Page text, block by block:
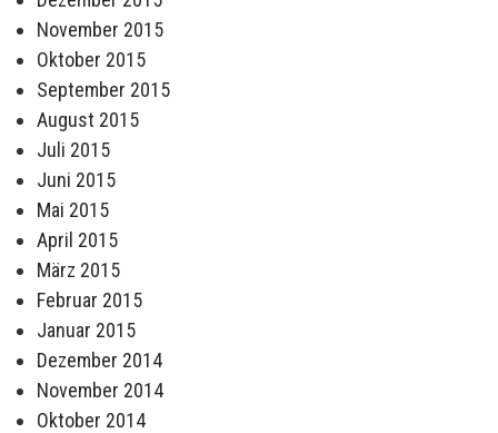
November 2015
Oktober 2015
September 2015
August 2015
Juli 2015
Juni 2015
Mai 2015
April 2015
März 2015
Februar 2015
Januar 2015
Dezember 2014
November 2014
Oktober 2014